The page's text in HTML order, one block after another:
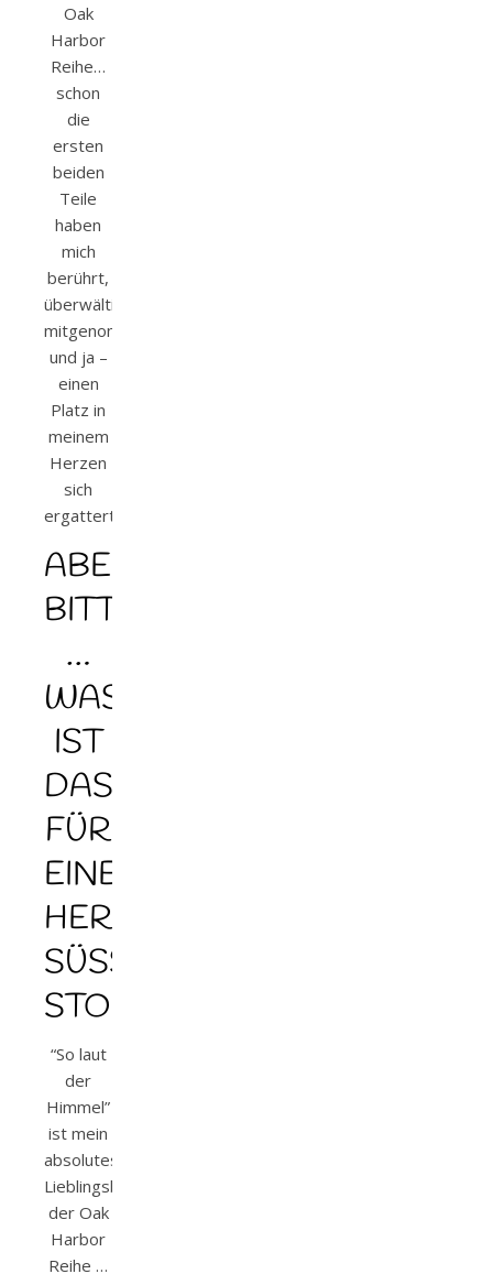
Oak
Harbor
Reihe…
schon
die
ersten
beiden
Teile
haben
mich
berührt,
überwältigt,
mitgenommen
und ja –
einen
Platz in
meinem
Herzen
sich
ergattert.
ABER
BITTE
…
WAS
IST
DAS
FÜR
EINE
HERZZERREISSENDE
SÜSSE
STORY
“So laut
der
Himmel”
ist mein
absolutes
Lieblingsband
der Oak
Harbor
Reihe …